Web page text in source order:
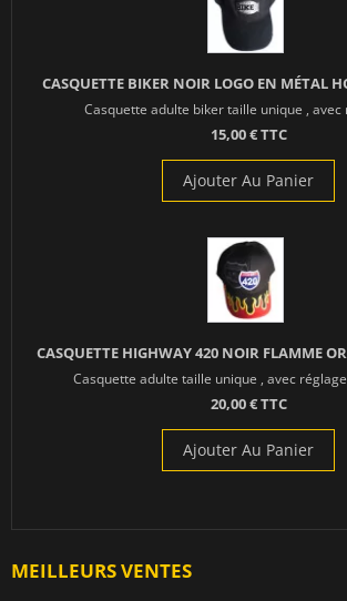
CASQUETTE BIKER NOIR LOGO EN MÉTAL
Casquette adulte biker taille unique , avec
15,00 € TTC
Ajouter Au Panier
CASQUETTE HIGHWAY 420 NOIR FLAMME
Casquette adulte taille unique , avec
20,00 € TTC
Ajouter Au Panier
MEILLEURS VENTES